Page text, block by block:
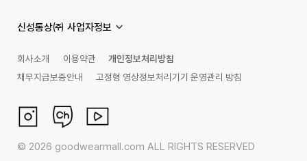
신성통상㈜ 사업자정보
회사소개 이용약관
개인정보처리방침
채무지급보증안내
고정형 영상정보처리기기 운영관리 방침
© 2026 goodwearmall.com ALL RIGHTS RESERVED